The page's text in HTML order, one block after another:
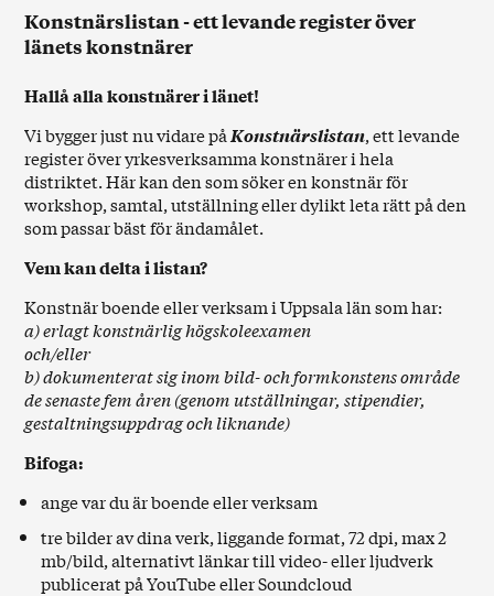
Konstnärslistan - ett levande register över
länets konstnärer
Hallå alla konstnärer i länet!
Vi bygger just nu vidare på Konstnärslistan, ett levande
register över yrkesverksamma konstnärer i hela
distriktet. Här kan den som söker en konstnär för
workshop, samtal, utställning eller dylikt leta rätt på den
som passar bäst för ändamålet.
Vem kan delta i listan?
Konstnär boende eller verksam i Uppsala län som har:
a) erlagt konstnärlig högskoleexamen
och/eller
b) dokumenterat sig inom bild- och formkonstens område
de senaste fem åren (genom utställningar, stipendier,
gestaltningsuppdrag och liknande)
Bifoga:
ange var du är boende eller verksam
tre bilder av dina verk, liggande format, 72 dpi, max 2
mb/bild, alternativt länkar till video- eller ljudverk
publicerat på YouTube eller Soundcloud